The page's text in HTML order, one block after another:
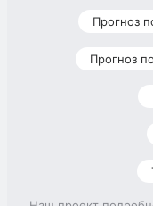
Прогноз
Прогноз